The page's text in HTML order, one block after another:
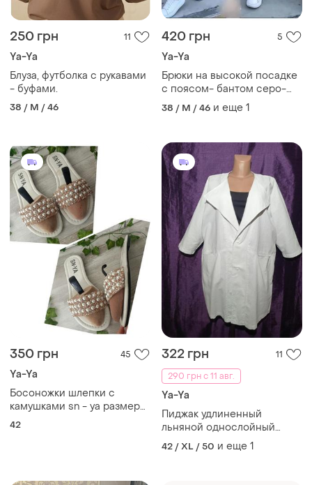
250 грн 11
Ya-Ya
Блуза, футболка с рукавами
- буфами.
38 / M / 46
420 грн 5
Ya-Ya
Брюки на высокой посадке
с поясом- бантом серо-
бежевого цвета yaya
38 / M / 46 и еще 1
350 грн 45
Ya-Ya
Босоножки шлепки с
камушками sn - ya размер
42, стелька 27,5см
42
322 грн
11
290 грн с 11 авг.
Ya-Ya
Пиджак удлиненный
льняной однослойный
светлый с голубым
подтоном
42 / XL / 50 и еще 1